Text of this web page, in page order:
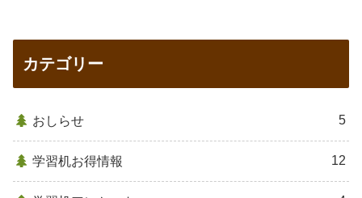
カテゴリー
おしらせ 5
学習机お得情報 12